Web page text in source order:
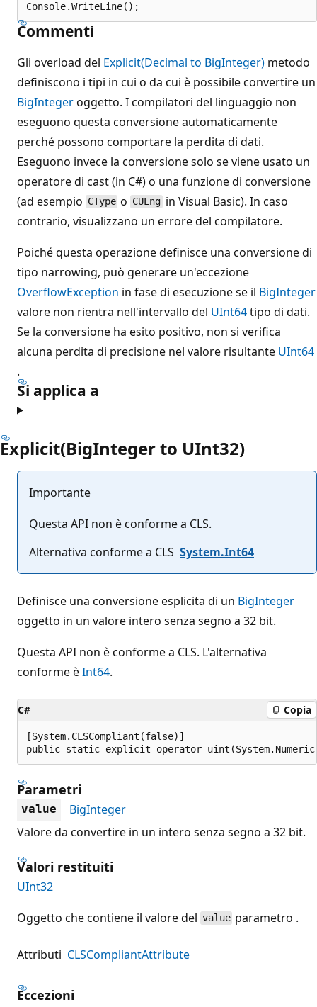
Commenti
Gli overload del Explicit(Decimal to BigInteger) metodo
definiscono i tipi in cui o da cui è possibile convertire un
BigIntegeroggetto. I compilatori del linguaggio non
eseguono questa conversione automaticamente
perché possono comportare la perdita di dati.
Eseguono invece la conversione solo se viene usato un
operatore di cast (in C#) o una funzione di conversione
(ad esempio CType o CULngin Visual Basic). In caso
contrario, visualizzano un errore del compilatore.
Poiché questa operazione definisce una conversione di
tipo narrowing, può generare un'eccezione
OverflowException in fase di esecuzione se il BigInteger
valore non rientra nell'intervallo del UInt64tipo di dati.
Se la conversione ha esito positivo, non si verifica
alcuna perdita di precisione nel valore risultante UInt64
.
Si applica a
Explicit(BigInteger to UInt32)
Importante
Questa API non è conforme a CLS.
Alternativa conforme a CLS System.Int64
Definisce una conversione esplicita di un BigInteger
oggetto in un valore intero senza segno a 32 bit.
Questa API non è conforme a CLS. L'alternativa
conforme èInt64.
C# Copia
[System.CLSCompliant(false)]
public static explicit operator
Parametri
value
BigInteger
Valore da convertire in un intero senza segno a 32 bit.
Valori restituiti
UInt32
Oggetto che contiene il valore del value parametro .
Attributi CLSCompliantAttribute
Eccezioni